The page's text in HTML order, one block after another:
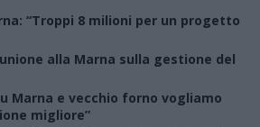
“Troppi 8 milioni per un progetto
alla Marna sulla gestione del
Marna e vecchio forno vogliamo
migliore”